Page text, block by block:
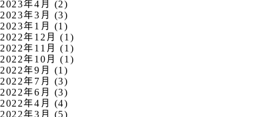
2023年4月 (2)
2023年3月 (3)
2023年1月 (1)
2022年12月 (1)
2022年11月 (1)
2022年10月 (1)
2022年9月 (1)
2022年7月 (3)
2022年6月 (3)
2022年4月 (4)
2022年3月 (5)